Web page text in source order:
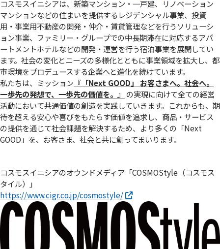
コスモスイニシアは、新築マンション・一戸建、リノベーション
マンションなどの住まいを提供するレジデンシャル事業、投資
用・事業用不動産の開発・仲介・賃貸管理などを行うソリューシ
ョン事業、ファミリー・グループでの中長期滞在に対応するアパ
ートメントホテルなどの開発・運営を行う宿泊事業を展開してい
ます。社会の変化とニーズの多様化とともに事業領域を拡大し、都
市環境をプロデュースする企業へと進化を続けています。
私たちは、ミッション 『「Next GOOD」 お客さまへ。社会へ。
⼀歩先の発想で、⼀歩先の価値を。』 の実現に向けて全ての経営
活動において共通価値の創造を実践していきます。これからも、期
待を超える安心や喜びをもたらす価値を追求し、商品・サービス
の提供を通じて社会課題を解決するため、より多くの「Next
GOOD」を、お客さま、社会と共に創ってまいります。
コスモスイニシアのオウンドメディア「COSMOStyle（コスモス
タイル）」
https://www.cigr.co.jp/cosmostyle/